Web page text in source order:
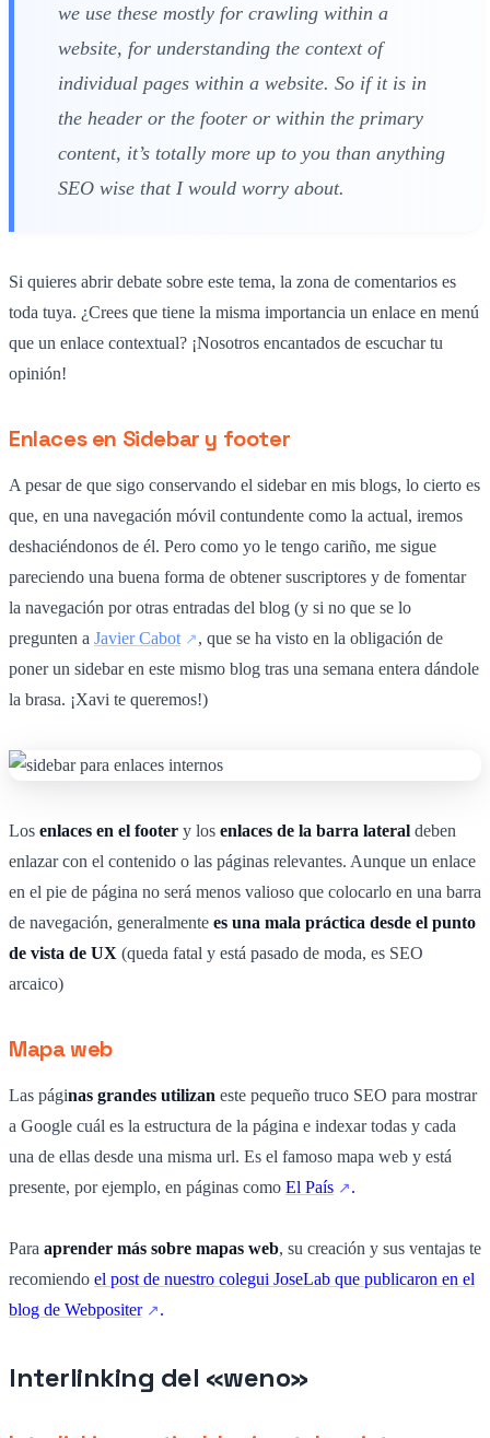
we use these mostly for crawling within a
website, for understanding the context of
individual pages within a website. So if it is in
the header or the footer or within the primary
content, it’s totally more up to you than anything
SEO wise that I would worry about.
Si quieres abrir debate sobre este tema, la zona de comentarios es
toda tuya. ¿Crees que tiene la misma importancia un enlace en menú
que un enlace contextual? ¡Nosotros encantados de escuchar tu
opinión!
Enlaces en Sidebar y footer
A pesar de que sigo conservando el sidebar en mis blogs, lo cierto es
que, en una navegación móvil contundente como la actual, iremos
deshaciéndonos de él. Pero como yo le tengo cariño, me sigue
pareciendo una buena forma de obtener suscriptores y de fomentar
la navegación por otras entradas del blog (y si no que se lo
pregunten a Javier Cabot
, que se ha visto en la obligación de
poner un sidebar en este mismo blog tras una semana entera dándole
la brasa. ¡Xavi te queremos!)
Los enlaces en el footer y los enlaces de la barra lateral deben
enlazar con el contenido o las páginas relevantes. Aunque un enlace
en el pie de página no será menos valioso que colocarlo en una barra
de navegación, generalmente es una mala práctica desde el punto
de vista de UX (queda fatal y está pasado de moda, es SEO
arcaico)
Mapa web
Las páginas grandes utilizan este pequeño truco SEO para mostrar
a Google cuál es la estructura de la página e indexar todas y cada
una de ellas desde una misma url. Es el famoso mapa web y está
presente, por ejemplo, en páginas como El País .
Para aprender más sobre mapas web, su creación y sus ventajas te
recomiendo el post de nuestro colegui JoseLab que publicaron en el
blog de Webpositer
.
Interlinking del «weno»